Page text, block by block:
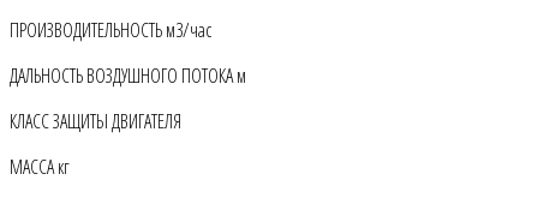
ПРОИЗВОДИТЕЛЬНОСТЬ м3/час
ДАЛЬНОСТЬ ВОЗДУШНОГО ПОТОКА м
КЛАСС ЗАЩИТЫ ДВИГАТЕЛЯ
МАССА кг